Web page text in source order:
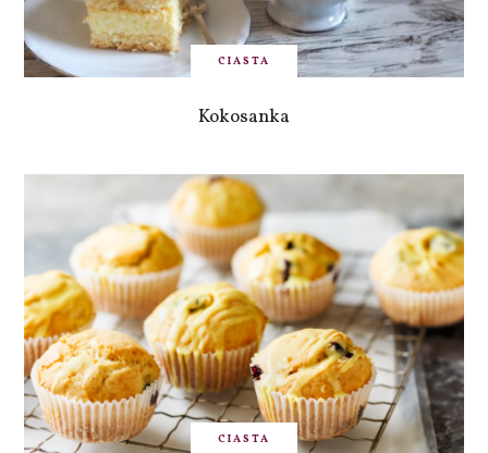
CIASTA
Kokosanka
CIASTA